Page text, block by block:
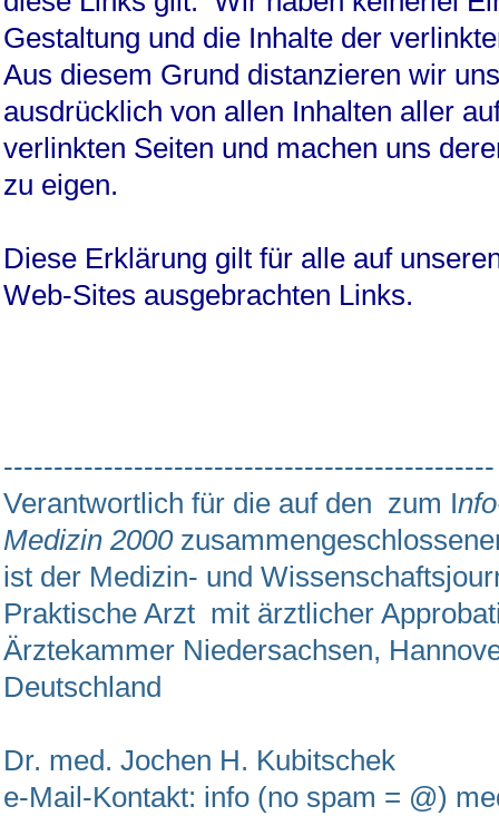
Gestaltung und die Inhalte der
Aus diesem Grund distanzieren wir
ausdrücklich von allen Inhalten aller
verlinkten Seiten und machen uns
zu eigen.
Diese Erklärung gilt für alle auf
Web-Sites ausgebrachten Links.
-------------------------------------------------
Verantwortlich für die auf den zum I
Medizin 2000
ist der Medizin- und
Praktische Arzt mit ärztlicher
Ärztekammer Niedersachsen,
Deutschland
Dr. med. Jochen H. Kubitschek
e-Mail-Kontakt: info (no spam = @)